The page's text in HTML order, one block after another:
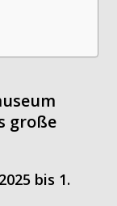
große
bis 1.